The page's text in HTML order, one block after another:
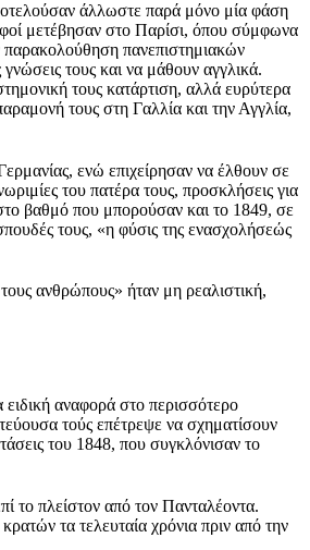
άλλωστε παρά μόνο μία φάση
μετέβησαν στο Παρίσι, όπου σύμφωνα
παρακολούθηση πανεπιστημιακών
τους και να μάθουν αγγλικά.
τους κατάρτιση, αλλά ευρύτερα
τους στη Γαλλία και την Αγγλία,
ενώ επιχείρησαν να έλθουν σε
του πατέρα τους, προσκλήσεις για
βαθμό που μπορούσαν και το 1849, σε
τους, «η φύσις της ενασχολήσεώς
ανθρώπους» ήταν μη ρεαλιστική,
αναφορά στο περισσότερο
τούς επέτρεψε να σχηματίσουν
του 1848, που συγκλόνισαν το
το πλείστον από τον Πανταλέοντα.
τα τελευταία χρόνια πριν από την